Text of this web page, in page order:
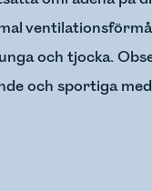
och tjocka.
och sportiga